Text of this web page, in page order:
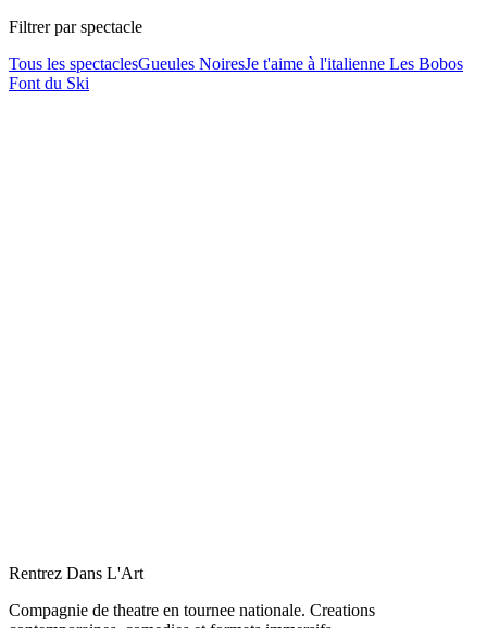
Filtrer par spectacle
Tous les spectaclesGueules NoiresJe t'aime à l'italienne Les Bobos
Font du Ski
Rentrez Dans L'Art
Compagnie de theatre en tournee nationale. Creations